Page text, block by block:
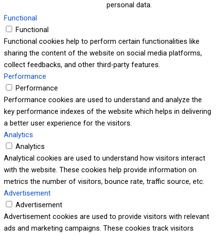
personal data.
Functional
Functional
Functional cookies help to perform certain functionalities like
sharing the content of the website on social media platforms,
collect feedbacks, and other third-party features.
Performance
Performance
Performance cookies are used to understand and analyze the
key performance indexes of the website which helps in delivering
a better user experience for the visitors.
Analytics
Analytics
Analytical cookies are used to understand how visitors interact
with the website. These cookies help provide information on
metrics the number of visitors, bounce rate, traffic source, etc.
Advertisement
Advertisement
Advertisement cookies are used to provide visitors with relevant
ads and marketing campaigns. These cookies track visitors